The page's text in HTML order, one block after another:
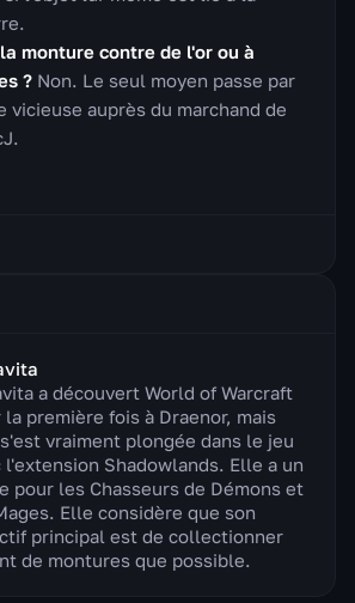
monture contre de l'or ou à
? Non. Le seul moyen passe par
vicieuse auprès du marchand de
a découvert World of Warcraft
la première fois à Draenor, mais
vraiment plongée dans le jeu
l'extension Shadowlands. Elle a un
pour les Chasseurs de Démons et
Elle considère que son
principal est de collectionner
de montures que possible.